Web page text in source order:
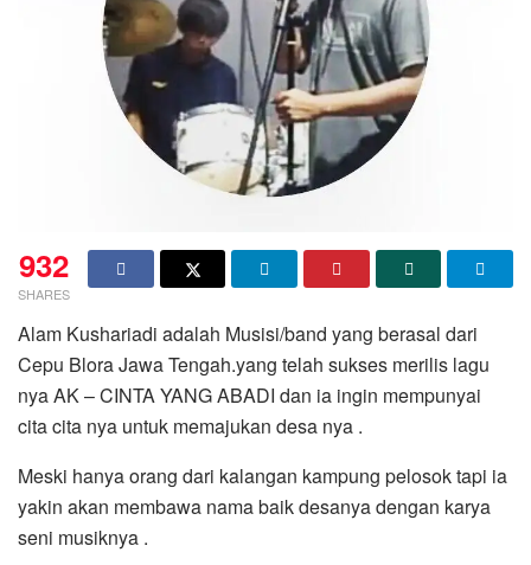
932
SHARES
Alam Kushariadi adalah Musisi/band yang berasal dari
Cepu Blora Jawa Tengah.yang telah sukses merilis lagu
nya AK – CINTA YANG ABADI dan ia ingin mempunyai
cita cita nya untuk memajukan desa nya .
Meski hanya orang dari kalangan kampung pelosok tapi ia
yakin akan membawa nama baik desanya dengan karya
seni musiknya .